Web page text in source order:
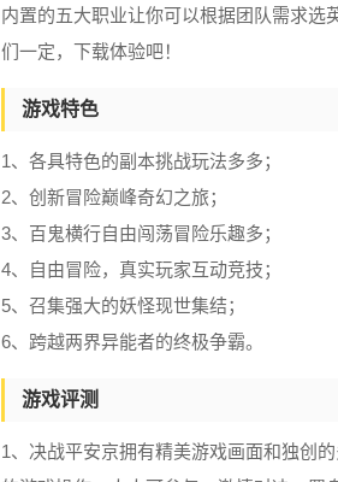
内置的五大职业让你可以根据团队需求选
们一定，下载体验吧！
游戏特色
1、各具特色的副本挑战玩法多多；
2、创新冒险巅峰奇幻之旅；
3、百鬼横行自由闯荡冒险乐趣多；
4、自由冒险，真实玩家互动竞技；
5、召集强大的妖怪现世集结；
6、跨越两界异能者的终极争霸。
游戏评测
1、决战平安京拥有精美游戏画面和独创